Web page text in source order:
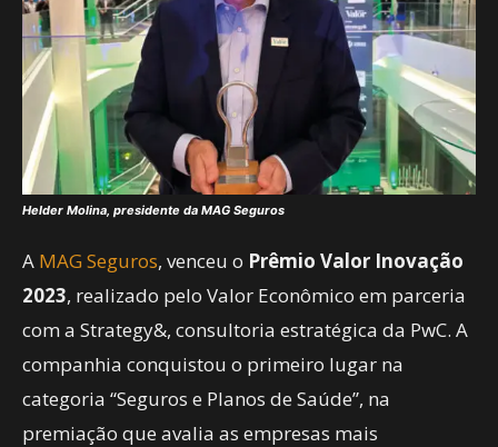
Helder Molina, presidente da MAG Seguros
A MAG Seguros, venceu o Prêmio Valor Inovação
2023, realizado pelo Valor Econômico em parceria
com a Strategy&, consultoria estratégica da PwC. A
companhia conquistou o primeiro lugar na
categoria “Seguros e Planos de Saúde”, na
premiação que avalia as empresas mais